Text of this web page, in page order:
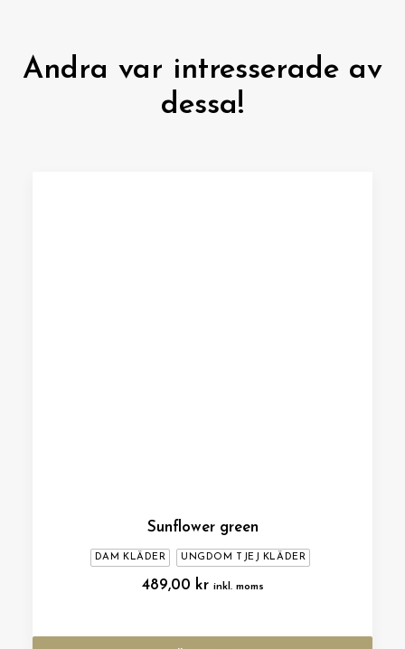
Andra var intresserade av
dessa!
Sunflower green
DAM KLÄDER UNGDOM TJEJ KLÄDER
489,00 kr inkl. moms